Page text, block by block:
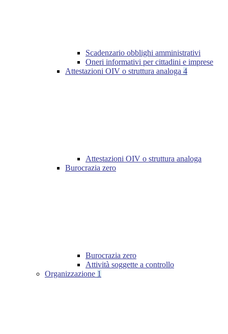
Scadenzario obblighi amministrativi
Oneri informativi per cittadini e imprese
Attestazioni OIV o struttura analoga 4
Attestazioni OIV o struttura analoga
Burocrazia zero
Burocrazia zero
Attività soggette a controllo
Organizzazione 1